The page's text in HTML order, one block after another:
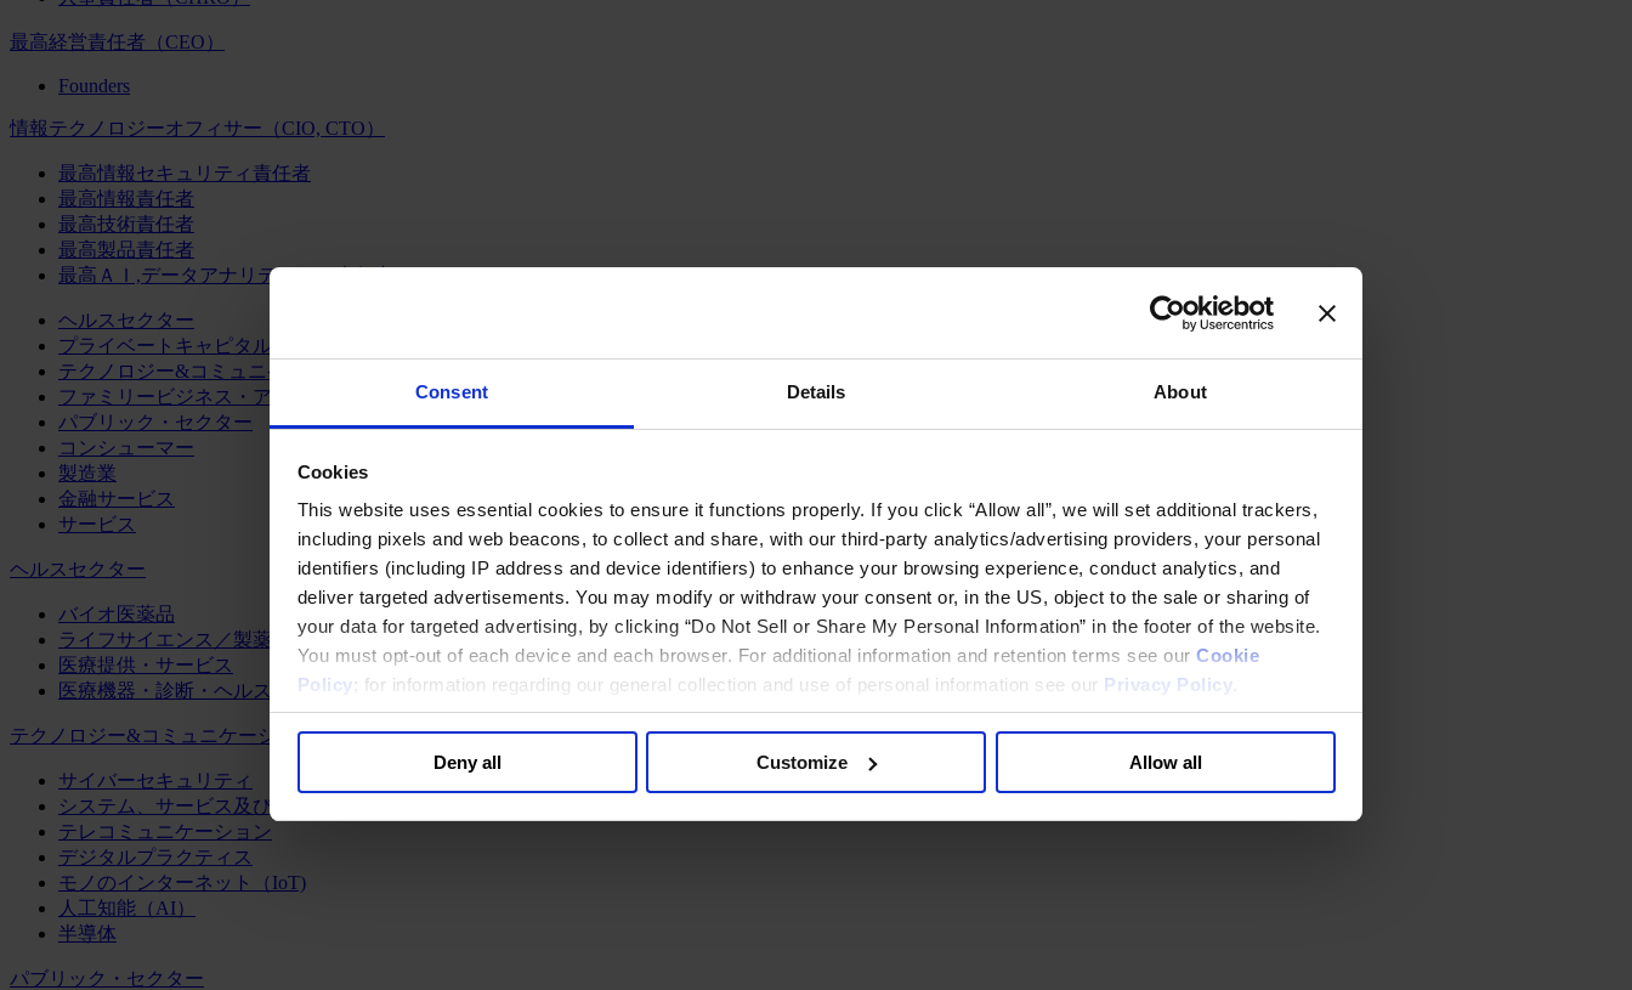
Consent Details About
Cookies
This website uses essential cookies to ensure it functions properly. If you click “Allow all”, we will set additional trackers,
including pixels and web beacons, to collect and share, with our third-party analytics/advertising providers, your personal
identifiers (including IP address and device identifiers) to enhance your browsing experience, conduct analytics, and
deliver targeted advertisements. You may modify or withdraw your consent or, in the US, object to the sale or sharing of
your data for targeted advertising, by clicking “Do Not Sell or Share My Personal Information” in the footer of the website.
You must opt-out of each device and each browser. For additional information and retention terms see our Cookie
Policy; for information regarding our general collection and use of personal information see our Privacy Policy
Deny all Customize Allow all
最高経営責任者（CEO）
Founders
情報テクノロジーオフィサー（CIO, CTO）
最高情報セキュリティ責任者
最高情報責任者
最高技術責任者
最高製品責任者
最高ＡＩ,データアナリティクス責任者
ヘルスセクター
プライベートキャピタル
テクノロジー&コミュニケーション
ファミリービジネス・アドバイザリー
パブリック・セクター
コンシューマー
製造業
金融サービス
サービス
ヘルスセクター
バイオ医薬品
ライフサイエンス／製薬
医療提供・サービス
医療機器・診断・ヘルスケアテクノロジー
テクノロジー&コミュニケーション
サイバーセキュリティ
システム、サービス及びソフトウェア
テレコミュニケーション
デジタルプラクティス
モノのインターネット（IoT)
人工知能（AI）
半導体
パブリック・セクター